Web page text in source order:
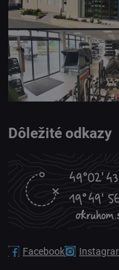
Dôležité odkazy
Facebook